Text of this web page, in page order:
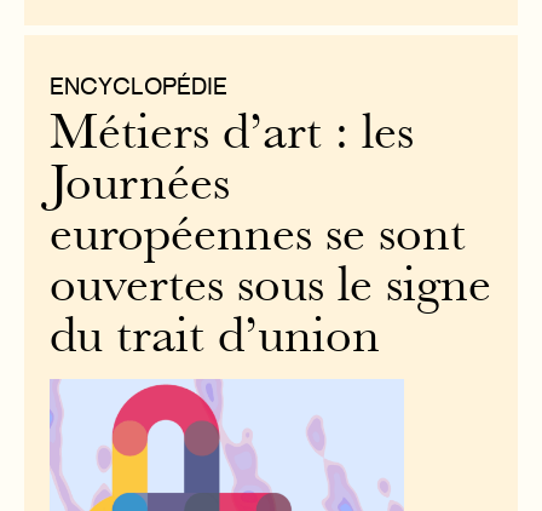
ENCYCLOPÉDIE
Métiers d’art : les
Journées
européennes se sont
ouvertes sous le signe
du trait d’union